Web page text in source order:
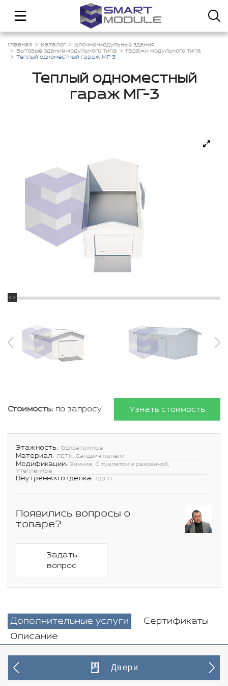
Главная Каталог
Блочно-модульные здания
Бытовые здания модульного типа
Гаражи модульного типа
Теплый одноместный гараж МГ-3
Теплый одноместный
гараж МГ-3
Стоимость: по запросу Узнать стоимость
Этажность: Одноэтажные
Материал: ЛСТК, Сэндвич панели
Модификации: Зимние, С туалетом и раковиной,
Утепленные
Внутренняя отделка: ЛДСП
Появились вопросы о
товаре?
Задать
вопрос
Дополнительные услуги
Сертификаты
Описание
Двери